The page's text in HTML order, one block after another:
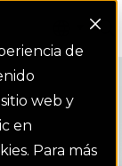
de
web y
en
Para más